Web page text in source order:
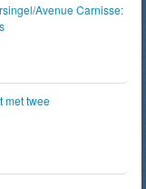
Avenue Carnisse:
met twee